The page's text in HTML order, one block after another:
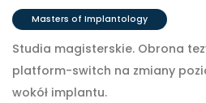
Masters of Implantology
Studia magisterskie. Obrona
platform-switch na zmiany
wokół implantu.